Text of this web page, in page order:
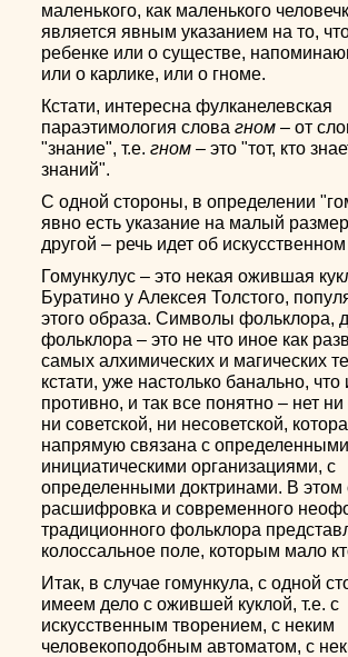
маленького, как маленького
является явным указанием на то,
ребенке или о существе,
или о карлике, или о гноме.
Кстати, интересна фулканелевская
параэтимология словагном – от
"знание", т.е.гном – это "тот, кто
знаний".
С одной стороны, в определении
явно есть указание на малый
другой – речь идет об
Гомункулус – это некая ожившая
Буратино у Алексея Толстого,
этого образа. Символы фольклора,
фольклора – это не что иное как
самых алхимических и магических
кстати, уже настолько банально, что
противно, и так все понятно – нет ни
ни советской, ни несоветской,
напрямую связана с определенными
инициатическими организациями, с
определенными доктринами. В этом
расшифровка и современного
традиционного фольклора
колоссальное поле, которым мало
Итак, в случае гомункула, с одной
имеем дело с ожившей куклой, т.е. с
искусственным творением, с неким
человекоподобным автоматом, с